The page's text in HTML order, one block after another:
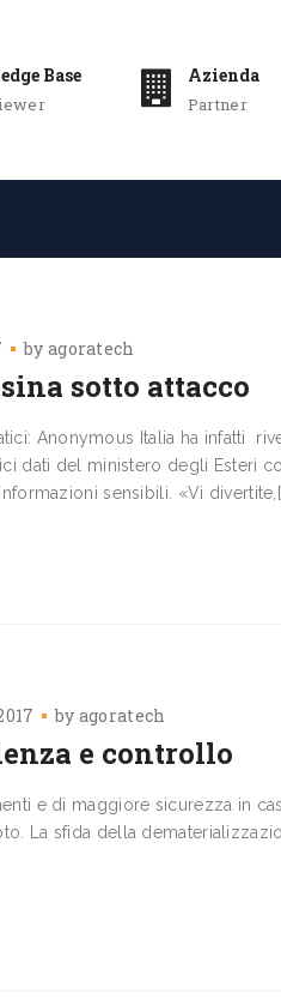
Base Azienda
Partner
by agoratech
sotto attacco
Anonymous Italia ha infatti
dati del ministero degli Esteri
sensibili. «Vi
by agoratech
e controllo
e di maggiore sicurez­za in
La sfi­da della